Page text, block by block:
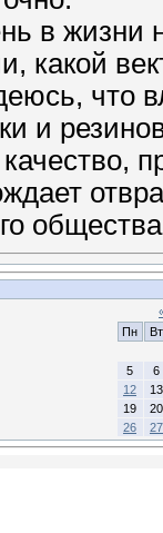
в жизни
какой
что
и
Пн
Вт
5
6
12
13
19
20
26
27